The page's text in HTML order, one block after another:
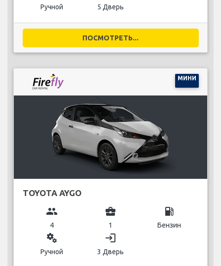
Ручной 5 Дверь
ПОСМОТРЕТЬ...
МИНИ
TOYOTA AYGO
group
4
business_center
1
local_gas_station
Бензин
miscellaneous_services
Ручной
login
3 Дверь